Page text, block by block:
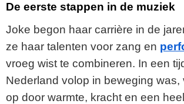
De eerste stappen in de muziek
Joke begon haar carrière in de
ze haar talenten voor zang en
vroeg wist te combineren. In een
Nederland volop in beweging was,
op door warmte, kracht en een